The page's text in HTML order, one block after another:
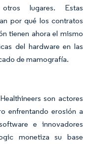
lugares. Estas
por qué los contratos
tienen ahora el mismo
del hardware en las
de mamografía.
son actores
enfrentando erosión a
e innovadores
monetiza su base